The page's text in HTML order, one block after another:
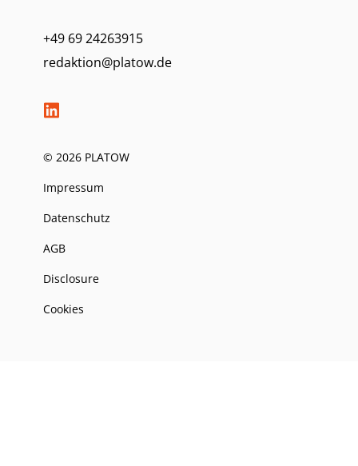
+49 69 24263915
redaktion@platow.de
© 2026 PLATOW
Impressum
Datenschutz
AGB
Disclosure
Cookies